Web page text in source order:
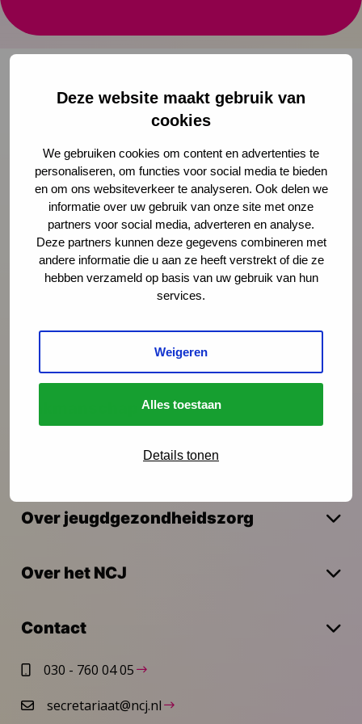
Deze website maakt gebruik van
cookies
We gebruiken cookies om content en advertenties te
personaliseren, om functies voor social media te bieden
en om ons websiteverkeer te analyseren. Ook delen we
informatie over uw gebruik van onze site met onze
partners voor social media, adverteren en analyse.
Deze partners kunnen deze gegevens combineren met
andere informatie die u aan ze heeft verstrekt of die ze
hebben verzameld op basis van uw gebruik van hun
services.
Weigeren
Alles toestaan
Details tonen
Onze nieuwsbrief ontvangen?
Schrijf je in
Preventie
Over jeugdgezondheidszorg
Over het NCJ
Contact
030 - 760 04 05
secretariaat@ncj.nl